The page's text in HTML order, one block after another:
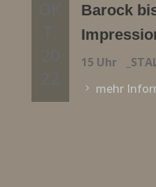
Barock
15 Uhr
mehr